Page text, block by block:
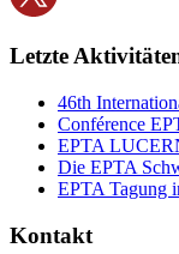
Letzte
46th
Conférence
EPTA
Die EPTA
EPTA Tagung
Kontakt